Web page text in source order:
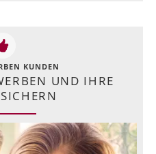
KUNDEN
UND IHRE